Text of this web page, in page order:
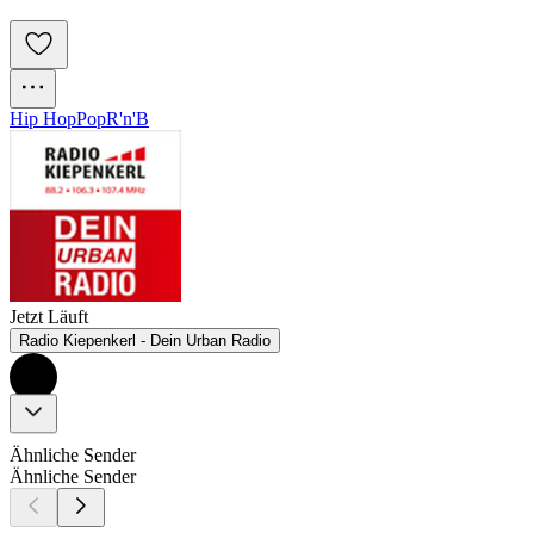
Hip HopPopR'n'B
Jetzt Läuft
Radio Kiepenkerl - Dein Urban Radio
Ähnliche Sender
Ähnliche Sender